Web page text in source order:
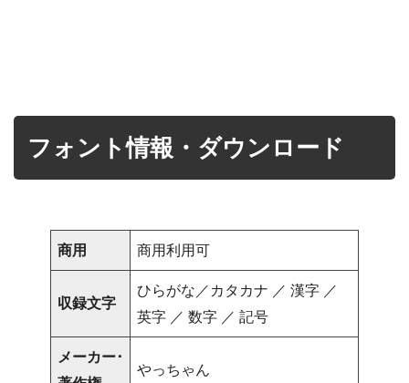
フォント情報・ダウンロード
商用 商用利用可
収録文字
ひらがな／カタカナ ／ 漢字 ／
英字 ／ 数字 ／ 記号
メーカー･
やっちゃん